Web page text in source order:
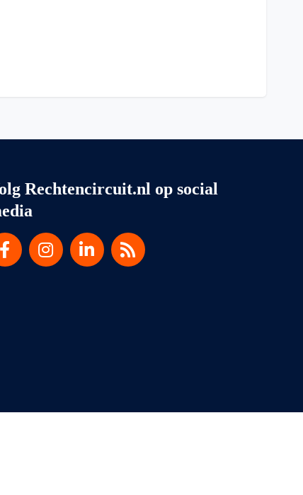
Rechtencircuit.nl op social